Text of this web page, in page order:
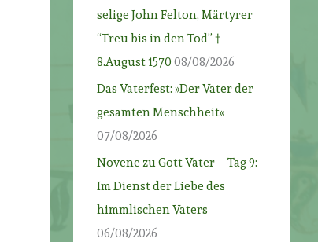
selige John Felton, Märtyrer
“Treu bis in den Tod” †
8.August 1570 08/08/2026
Das Vaterfest: »Der Vater der
gesamten Menschheit«
07/08/2026
Novene zu Gott Vater – Tag 9:
Im Dienst der Liebe des
himmlischen Vaters
06/08/2026